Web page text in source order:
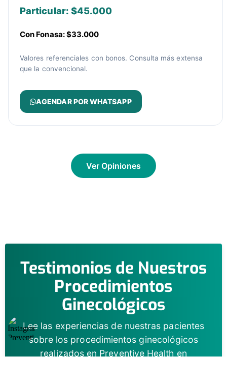
Particular: $45.000
Con Fonasa: $33.000
Valores referenciales con bonos. Consulta más extensa
que la convencional.
AGENDAR POR WHATSAPP
Ver Opiniones
Testimonios de Nuestros
Procedimientos
Ginecológicos
Lee las experiencias de nuestras pacientes
sobre los procedimientos ginecológicos
realizados en Preventive Health en